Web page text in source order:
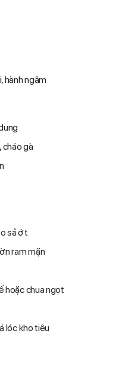
hành ngâm
cháo gà
sả ớt
ram mặn
hoặc chua ngọt
lóc kho tiêu